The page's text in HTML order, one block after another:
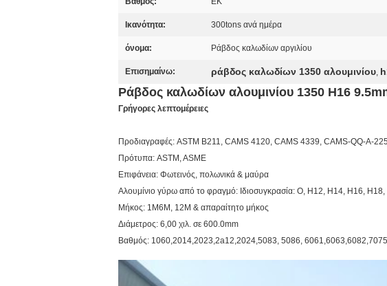
Ικανότητα: 300tons ανά ημέρα
όνομα: Ράβδος καλωδίων αργιλίου
Επισημαίνω: ράβδος καλωδίων 1350 αλουμινίου,
Ράβδος καλωδίων αλουμινίου 1350 H16
Γρήγορες λεπτομέρειες
Προδιαγραφές: ASTM B211, CAMS 4120, CAMS 4339, CAMS-QQ-Α-
Πρότυπα: ASTM, ASME
Επιφάνεια: Φωτεινός, πολωνικά & μαύρα
Αλουμίνιο γύρω από το φραγμό: Ιδιοσυγκρασία: Ο, H12, H14, H16,
Μήκος: 1M6M, 12M & απαραίτητο μήκος
Διάμετρος: 6,00 χιλ. σε 600.0mm
Βαθμός: 1060,2014,2023,2a12,2024,5083, 5086,